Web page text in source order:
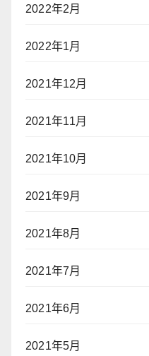
2022年2月
2022年1月
2021年12月
2021年11月
2021年10月
2021年9月
2021年8月
2021年7月
2021年6月
2021年5月